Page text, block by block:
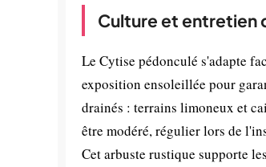
Culture et entretien
Le Cytise pédonculé s'adapte
exposition ensoleillée pour
drainés : terrains limoneux et
être modéré, régulier lors de
Cet arbuste rustique supporte